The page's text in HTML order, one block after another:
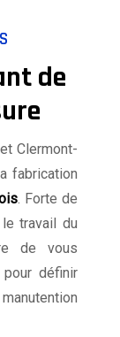
de
Clermont-
fabrication
. Forte de
travail du
de vous
définir